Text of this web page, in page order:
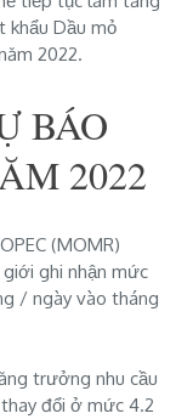
khẩu Dầu mỏ
2022.
BÁO
2022
(MOMR)
ghi nhận mức
/ ngày vào tháng
trưởng nhu cầu
đổi ở mức 4.2